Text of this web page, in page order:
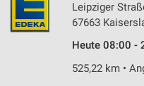
Leipziger
67663
Heute 08:00 -
525,22 km •